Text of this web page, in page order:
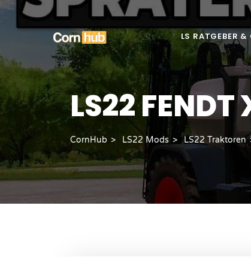
LS RATGEBER &
LS22 FENDT
CornHub LS22 Mods LS22 Traktoren